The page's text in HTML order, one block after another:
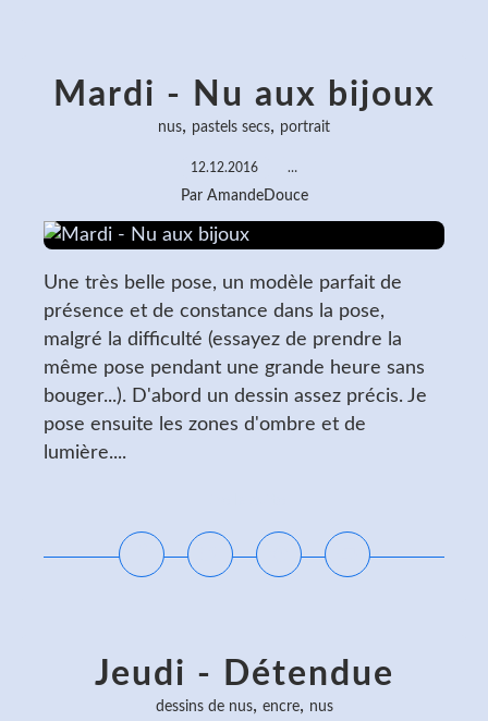
Mardi - Nu aux bijoux
nus, pastels secs, portrait
12.12.2016 …
Par AmandeDouce
Une très belle pose, un modèle parfait de
présence et de constance dans la pose,
malgré la difficulté (essayez de prendre la
même pose pendant une grande heure sans
bouger...). D'abord un dessin assez précis. Je
pose ensuite les zones d'ombre et de
lumière....
Jeudi - Détendue
dessins de nus, encre, nus